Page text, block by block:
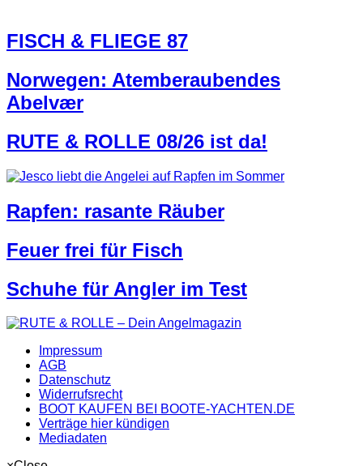
FISCH & FLIEGE 87
Norwegen: Atemberaubendes
Abelvær
RUTE & ROLLE 08/26 ist da!
Rapfen: rasante Räuber
Feuer frei für Fisch
Schuhe für Angler im Test
Impressum
AGB
Datenschutz
Widerrufsrecht
BOOT KAUFEN BEI BOOTE-YACHTEN.DE
Verträge hier kündigen
Mediadaten